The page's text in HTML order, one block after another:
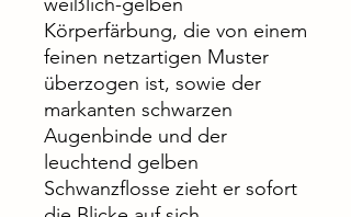
Körperfärbung, die von einem
feinen netzartigen Muster
überzogen ist, sowie der
markanten schwarzen
Augenbinde und der
leuchtend gelben
Schwanzflosse zieht er sofort